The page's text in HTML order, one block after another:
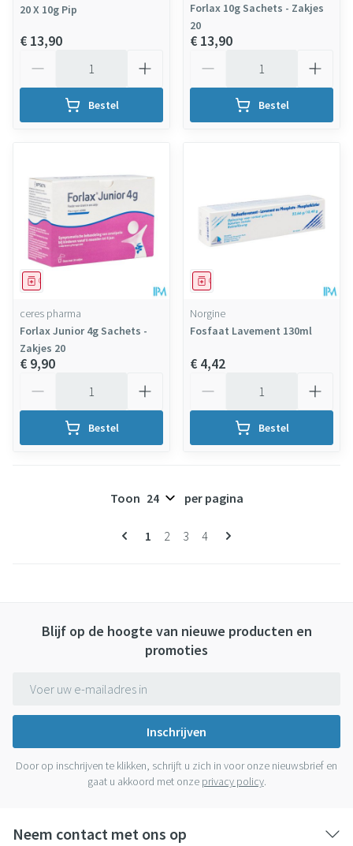
20 X 10g Pip
€ 13,90
Bestel
Forlax 10g Sachets - Zakjes
20
€ 13,90
Bestel
Geneesmiddel
ceres pharma
Forlax Junior 4g Sachets -
Zakjes 20
€ 9,90
Bestel
Geneesmiddel
Norgine
Fosfaat Lavement 130ml
€ 4,42
Bestel
Pagina's
U lees momenteel pagina
1 Pagina
2 Pagina
3 Pagina
4
Toon per pagina
Blijf op de hoogte van nieuwe producten en
promoties
Inschrijven
Door op inschrijven te klikken, schrijft u zich in voor onze nieuwsbrief en
gaat u akkoord met onze privacy policy.
Neem contact met ons op